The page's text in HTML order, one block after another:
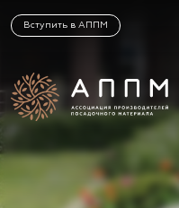
Вступить в АППМ